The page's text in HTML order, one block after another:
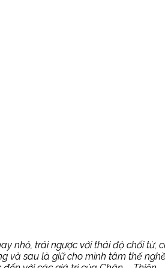
nhỏ, trái ngược với thái độ chối từ,
và sau là giữ cho mình tâm thế